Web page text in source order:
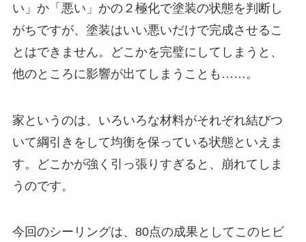
い」か「悪い」かの２極化で塗装の状態を判断し
がちですが、塗装はいい悪いだけで完成させるこ
とはできません。どこかを完璧にしてしまうと、
他のところに影響が出てしまうことも……。
家というのは、いろいろな材料がそれぞれ結びつ
いて綱引きをして均衡を保っている状態といえま
す。どこかが強く引っ張りすぎると、崩れてしま
うのです。
今回のシーリングは、80点の成果としてこのヒビ